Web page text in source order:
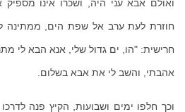
ואולם אבא עני היה ושכרו אינו
חוזרת לעת ערב אל שפת הים ממתינה
חרישית: "הו ים גדול שלי אנא הבא לי
אהבתי והשב לי את אבא בשלום.
וכך חלפו ימים ושבועות, הקיץ פנה